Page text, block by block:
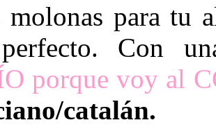
molonas para tu
Con
porque voy al
catalán.